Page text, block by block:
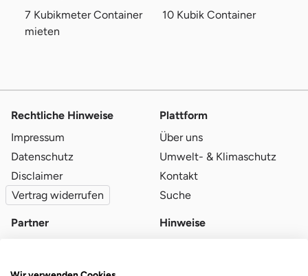
7 Kubikmeter Container
mieten
10 Kubik Container
Rechtliche Hinweise
Impressum
Datenschutz
Disclaimer
Vertrag widerrufen
Plattform
Über uns
Umwelt- & Klimaschutz
Kontakt
Suche
Partner
Hinweise